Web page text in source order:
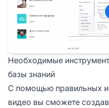
Необходимые
базы знаний
С помощью правильных
видео вы сможете